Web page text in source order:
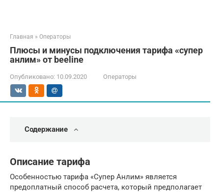
Главная » Операторы
Плюсы и минусы подключения тарифа «супер
анлим» от beeline
Опубликовано: 10.09.2020 Операторы
Содержание
Описание тарифа
Особенностью тарифа «Супер Анлим» является
предоплатный способ расчета, который предполагает